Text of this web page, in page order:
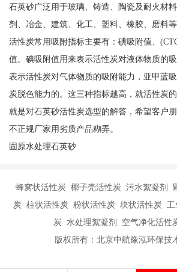
石英砂广泛用于玻璃、铸造、陶瓷及耐火材
剂、冶金、建筑、化工、塑料、橡胶、磨料等
活性炭常用吸附指标主要有：碘吸附值、
值。碘吸附值用来表示活性炭对液体物质的
表示活性炭对气体物质的吸附能力，亚甲蓝
炭脱色能力的。这三种指标越高，就活性炭
就是对石英砂活性炭选型的解答，希望客户
不正规厂家用劣质产品糊弄。
固原水处理石英砂
蜂窝状活性炭 椰子壳活性炭 污水絮凝剂
炭 柱状活性炭 粉状活性炭 块状活性炭 工
炭 水处理絮凝剂 空气净化活性
版权所有：北京中航豫泓环保技